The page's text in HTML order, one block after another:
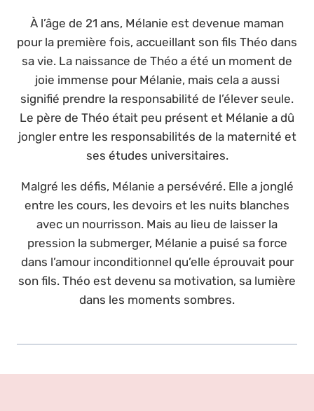
À l’âge de 21 ans, Mélanie est devenue maman
pour la première fois, accueillant son fils Théo dans
sa vie. La naissance de Théo a été un moment de
joie immense pour Mélanie, mais cela a aussi
signifié prendre la responsabilité de l’élever seule.
Le père de Théo était peu présent et Mélanie a dû
jongler entre les responsabilités de la maternité et
ses études universitaires.
Malgré les défis, Mélanie a persévéré. Elle a jonglé
entre les cours, les devoirs et les nuits blanches
avec un nourrisson. Mais au lieu de laisser la
pression la submerger, Mélanie a puisé sa force
dans l’amour inconditionnel qu’elle éprouvait pour
son fils. Théo est devenu sa motivation, sa lumière
dans les moments sombres.